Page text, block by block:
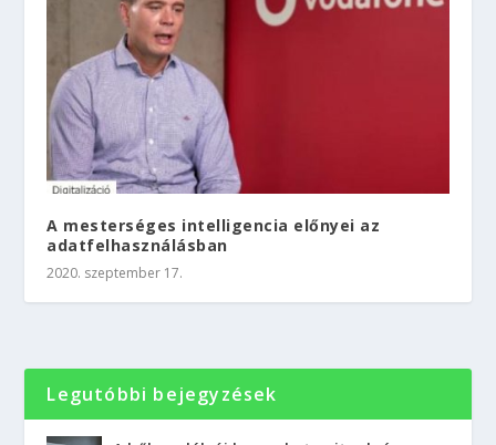
A mesterséges intelligencia előnyei az
adatfelhasználásban
2020. szeptember 17.
Legutóbbi bejegyzések